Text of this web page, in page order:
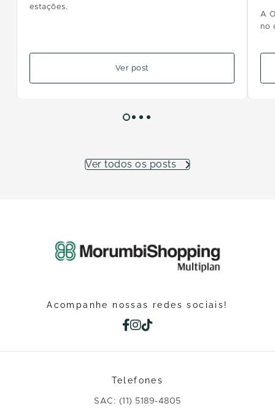
Ver todos os posts
estações.
Ver post
A
no
Acompanhe nossas redes sociais!
Telefones
SAC: (11) 5189-4805